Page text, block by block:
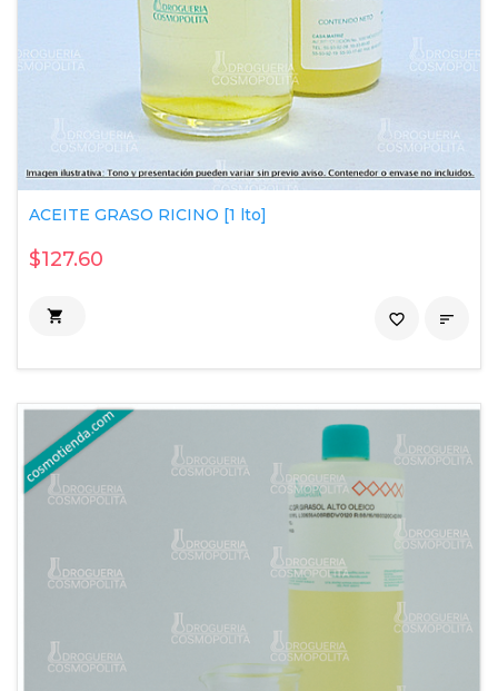
ACEITE GRASO RICINO [1 lto]
$127.60
 
favorite_border